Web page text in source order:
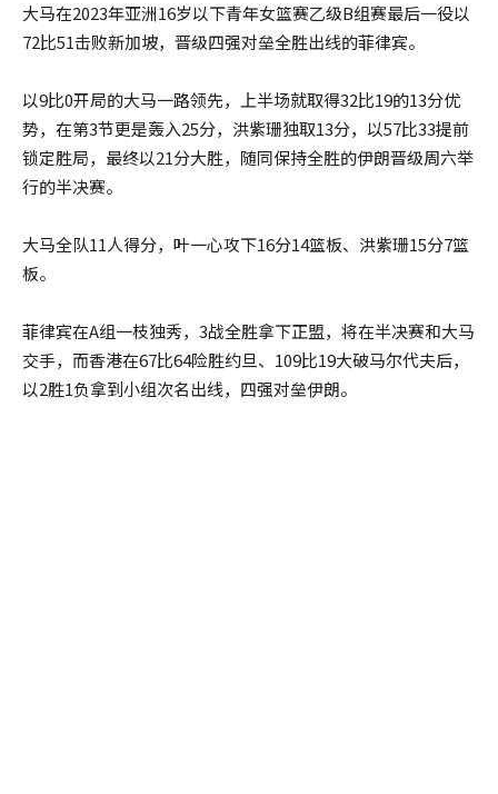
大马在2023年亚洲16岁以下青年女篮赛乙级B组赛最后一役以
72比51击败新加坡，晋级四强对垒全胜出线的菲律宾。
以9比0开局的大马一路领先，上半场就取得32比19的13分优
势，在第3节更是轰入25分，洪紫珊独取13分，以57比33提前
锁定胜局，最终以21分大胜，随同保持全胜的伊朗晋级周六举
行的半决赛。
大马全队11人得分，叶一心攻下16分14篮板、洪紫珊15分7篮
板。
菲律宾在A组一枝独秀，3战全胜拿下正盟，将在半决赛和大马
交手，而香港在67比64险胜约旦、109比19大破马尔代夫后，
以2胜1负拿到小组次名出线，四强对垒伊朗。